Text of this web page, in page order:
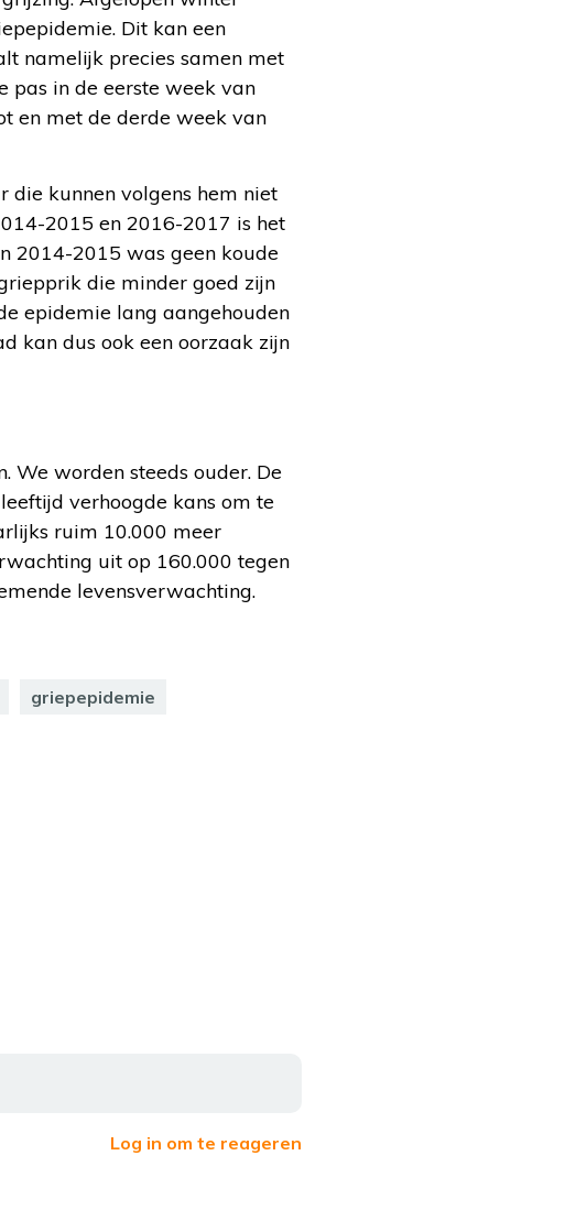
Dit kan een
namelijk precies samen met
pas in de eerste week van
en met de derde week van
die kunnen volgens hem niet
2015 en 2016-2017 is het
2014-2015 was geen koude
die minder goed zijn
epidemie lang aangehouden
kan dus ook een oorzaak zijn
We worden steeds ouder. De
verhoogde kans om te
ruim 10.000 meer
uit op 160.000 tegen
levensverwachting.
griepepidemie
Log in om te reageren